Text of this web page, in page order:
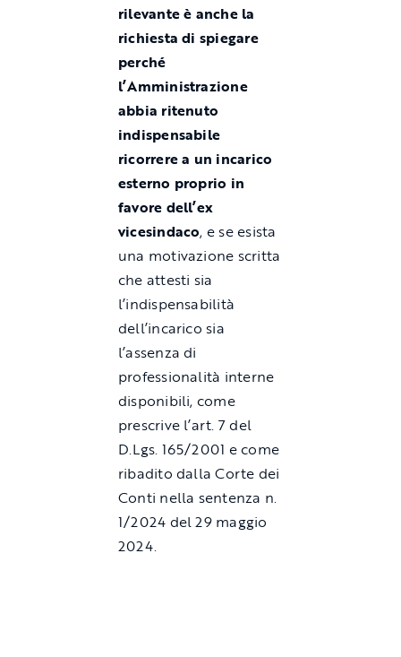
rilevante è anche la
richiesta di spiegare
perché
l’Amministrazione
abbia ritenuto
indispensabile
ricorrere a un incarico
esterno proprio in
favore dell’ex
vicesindaco, e se esista
una motivazione scritta
che attesti sia
l’indispensabilità
dell’incarico sia
l’assenza di
professionalità interne
disponibili, come
prescrive l’art. 7 del
D.Lgs. 165/2001 e come
ribadito dalla Corte dei
Conti nella sentenza n.
1/2024 del 29 maggio
2024.